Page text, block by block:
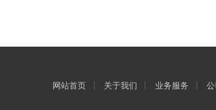
网站首页 关于我们 业务服务